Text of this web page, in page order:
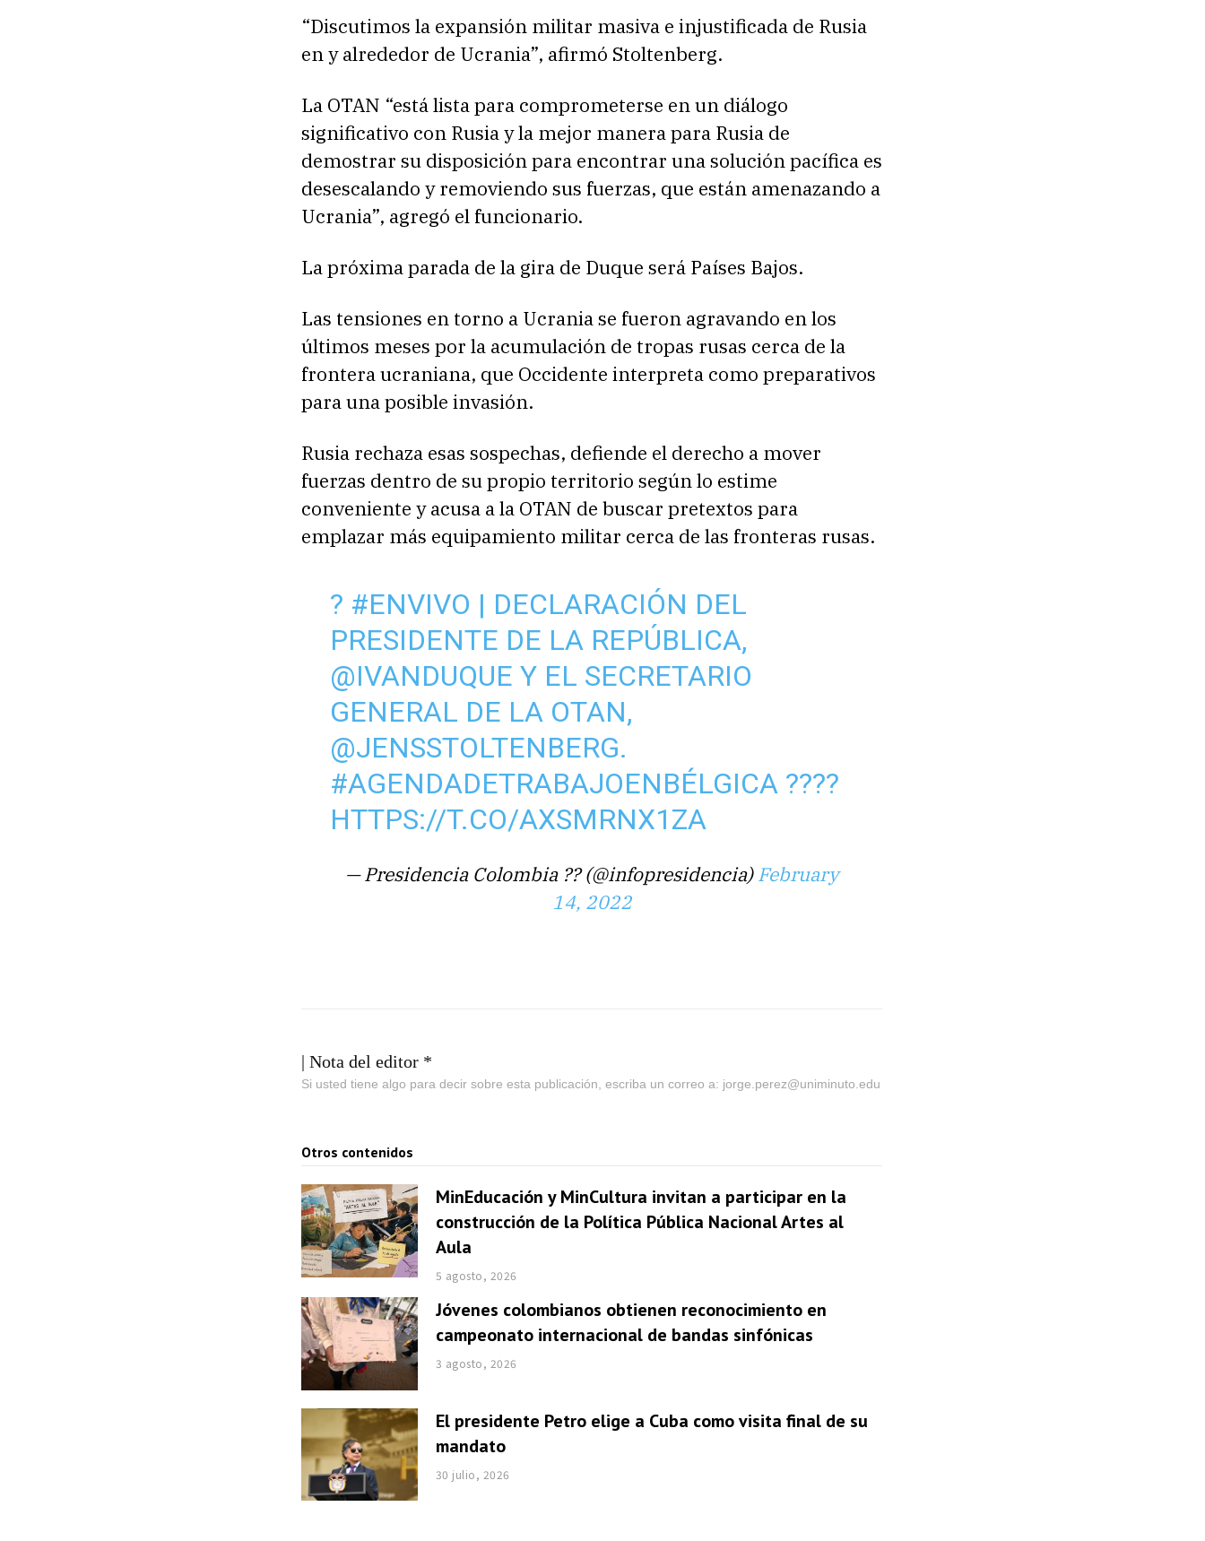
“Discutimos la expansión militar masiva e injustificada de Rusia
en y alrededor de Ucrania”, afirmó Stoltenberg.
La OTAN “está lista para comprometerse en un diálogo
significativo con Rusia y la mejor manera para Rusia de
demostrar su disposición para encontrar una solución pacífica es
desescalando y removiendo sus fuerzas, que están amenazando a
Ucrania”, agregó el funcionario.
La próxima parada de la gira de Duque será Países Bajos.
Las tensiones en torno a Ucrania se fueron agravando en los
últimos meses por la acumulación de tropas rusas cerca de la
frontera ucraniana, que Occidente interpreta como preparativos
para una posible invasión.
Rusia rechaza esas sospechas, defiende el derecho a mover
fuerzas dentro de su propio territorio según lo estime
conveniente y acusa a la OTAN de buscar pretextos para
emplazar más equipamiento militar cerca de las fronteras rusas.
? #ENVIVO | DECLARACIÓN DEL
PRESIDENTE DE LA REPÚBLICA,
@IVANDUQUE Y EL SECRETARIO
GENERAL DE LA OTAN,
@JENSSTOLTENBERG.
#AGENDADETRABAJOENBÉLGICA ????
HTTPS://T.CO/AXSMRNX1ZA
— Presidencia Colombia ?? (@infopresidencia)February
14, 2022
| Nota del editor *
Si usted tiene algo para decir sobre esta publicación, escriba un correo a: jorge.perez@uniminuto.edu
Otros contenidos
MinEducación y MinCultura invitan a participar en la
construcción de la Política Pública Nacional Artes al
Aula
5 agosto, 2026
Jóvenes colombianos obtienen reconocimiento en
campeonato internacional de bandas sinfónicas
3 agosto, 2026
El presidente Petro elige a Cuba como visita final de su
mandato
30 julio, 2026